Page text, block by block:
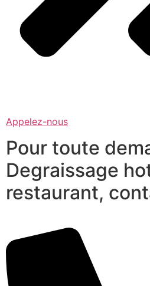
Appelez-nous
Pour toute
Degraissage
restaurant,